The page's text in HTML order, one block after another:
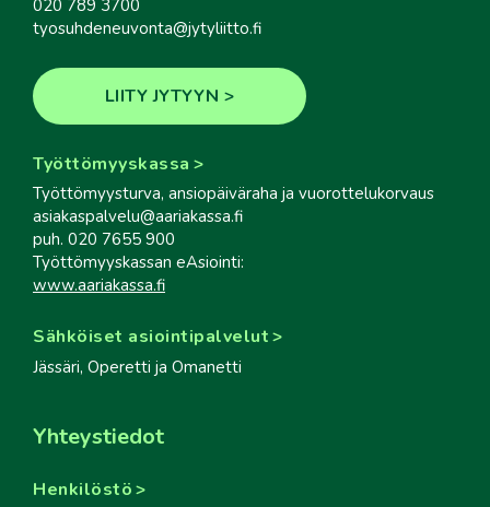
020 789 3700
tyosuhdeneuvonta@jytyliitto.fi
LIITY JYTYYN
Työttömyyskassa
Työttömyysturva, ansiopäiväraha ja vuorottelukorvaus
asiakaspalvelu@aariakassa.fi
puh. 020 7655 900
Työttömyyskassan eAsiointi:
www.aariakassa.fi
Sähköiset asiointipalvelut
Jässäri, Operetti ja Omanetti
Yhteystiedot
Henkilöstö